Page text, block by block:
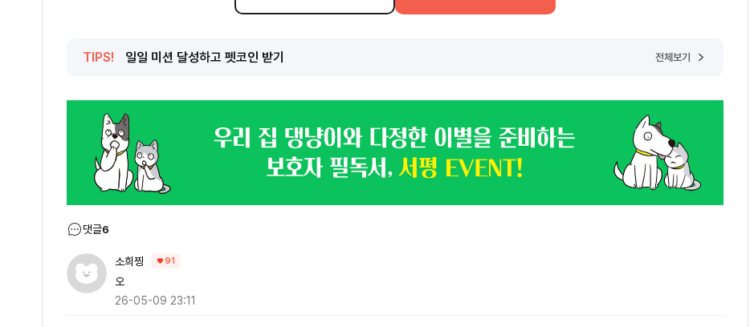
TIPS! 일일 미션 달성하고 펫코인 받기 전체보기
댓글6
소희찡 91
오
26-05-09 23:11